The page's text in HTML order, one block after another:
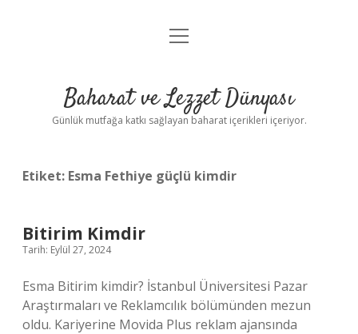
Anasayfa
Yasal Uyarı
menüyü
Baharat ve Lezzet Dünyası
Günlük mutfağa katkı sağlayan baharat içerikleri içeriyor.
Etiket: Esma Fethiye güçlü kimdir
Bitirim Kimdir
Tarih: Eylül 27, 2024
Esma Bitirim kimdir? İstanbul Üniversitesi Pazar
Araştırmaları ve Reklamcılık bölümünden mezun
oldu. Kariyerine Movida Plus reklam ajansında